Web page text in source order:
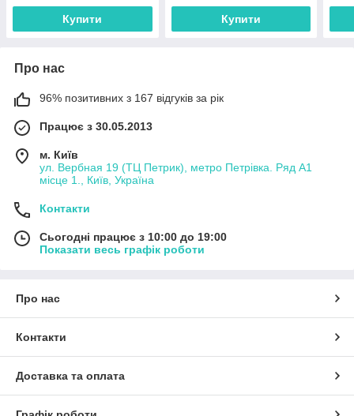
Купити Купити
Про нас
96% позитивних з 167 відгуків за рік
Працює з 30.05.2013
м. Київ
ул. Вербная 19 (ТЦ Петрик), метро Петрівка. Ряд А1
місце 1., Київ, Україна
Контакти
Сьогодні працює з 10:00 до 19:00
Показати весь графік роботи
Про нас
Контакти
Доставка та оплата